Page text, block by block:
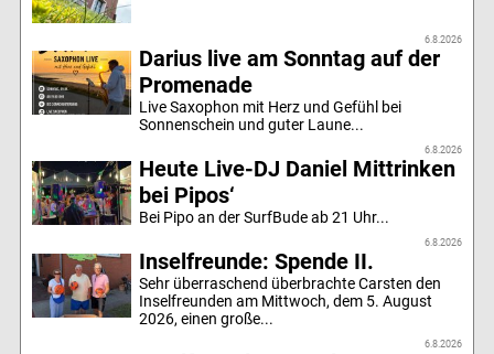
6.8.2026
Darius live am Sonntag auf der
Promenade
Live Saxophon mit Herz und Gefühl bei
Sonnenschein und guter Laune...
6.8.2026
Heute Live-DJ Daniel Mittrinken
bei Pipos‘
Bei Pipo an der SurfBude ab 21 Uhr...
6.8.2026
Inselfreunde: Spende II.
Sehr überraschend überbrachte Carsten den
Inselfreunden am Mittwoch, dem 5. August
2026, einen große...
6.8.2026